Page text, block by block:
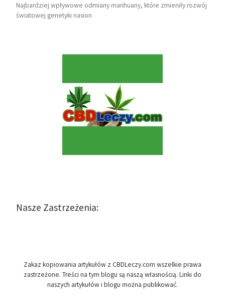
Najbardziej wpływowe odmiany marihuany, które zmieniły rozwój
światowej genetyki nasion
Nasze Zastrzeżenia:
Zakaz kopiowania artykułów z CBDLeczy.com wszelkie prawa
zastrzeżone. Treści na tym blogu są naszą własnością. Linki do
naszych artykułów i blogu można publikować.